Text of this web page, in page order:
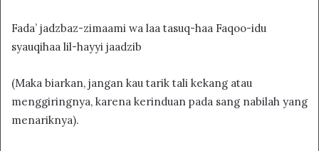
Fada’ jadzbaz-zimaami wa laa tasuq-haa Faqoo-idu
syauqihaa lil-hayyi jaadzib
(Maka biarkan, jangan kau tarik tali kekang atau
menggiringnya, karena kerinduan pada sang nabilah yang
menariknya).